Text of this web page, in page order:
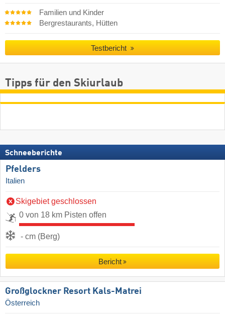
Familien und Kinder
Bergrestaurants, Hütten
Testbericht
Tipps für den Skiurlaub
Schneeberichte
Pfelders
Italien
Skigebiet geschlossen
0 von 18 km Pisten offen
- cm (Berg)
Bericht
Großglockner Resort Kals-Matrei
Österreich